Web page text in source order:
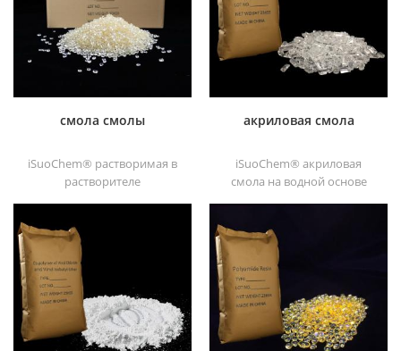
смола смолы
iSuoChem® растворимая в
растворителе
растворимый в
растворителе
хлорированный
полипропиленовый
усилитель адгезии для
полиолефиновые
субстраты.
акриловая смола
iSuoChem® акриловая
смола на водной основе
абразивостойкость,
хорошая растворимость,
высокая прозрачность,
хорошая печатность и
хорошая транзитивность.